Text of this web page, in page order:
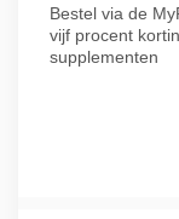
Bestel via de
vijf procent
supplementen